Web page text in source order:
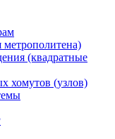
(квадратные
хомутов (узлов)